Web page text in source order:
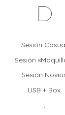
D
Sesión
Sesión
Sesión
USB + Box
.